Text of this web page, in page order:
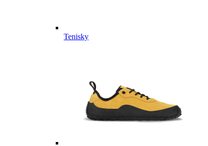
Tenisky